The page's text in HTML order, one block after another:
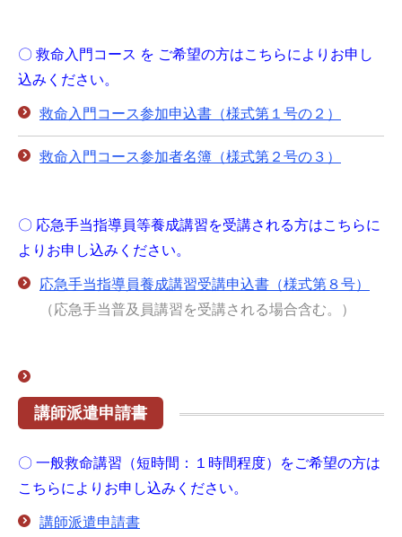
〇 救命入門コース を ご希望の方はこちらによりお申し
込みください。
救命入門コース参加申込書（様式第１号の２）
救命入門コース参加者名簿（様式第２号の３）
〇 応急手当指導員等養成講習を受講される方はこちらに
よりお申し込みください。
応急手当指導員養成講習受講申込書（様式第８号）
（応急手当普及員講習を受講される場合含む。）
講師派遣申請書
〇 一般救命講習（短時間：１時間程度）をご希望の方は
こちらによりお申し込みください。
講師派遣申請書